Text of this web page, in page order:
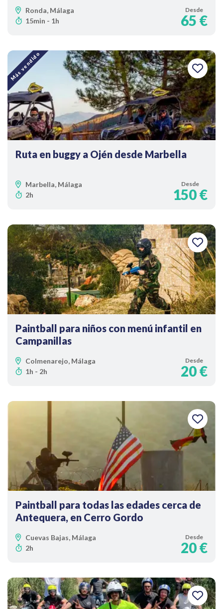
Ronda, Málaga
15min - 1h
Desde
65 €
Más vendido
Ruta en buggy a Ojén desde Marbella
Marbella, Málaga
2h
Desde
150 €
Paintball para niños con menú infantil en
Campanillas
Colmenarejo, Málaga
1h - 2h
Desde
20 €
Paintball para todas las edades cerca de
Antequera, en Cerro Gordo
Cuevas Bajas, Málaga
2h
Desde
20 €